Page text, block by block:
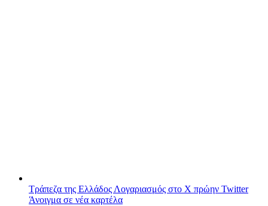
Τράπεζα της Ελλάδος Λογαριασμός στο X πρώην Twitter
Άνοιγμα σε νέα καρτέλα